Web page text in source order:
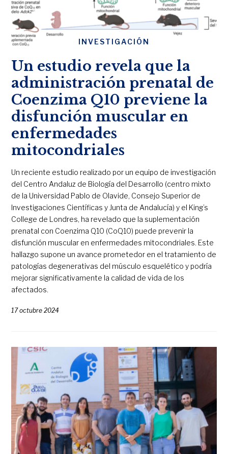
INVESTIGACIÓN
Un estudio revela que la
administración prenatal de
Coenzima Q10 previene la
disfunción muscular en
enfermedades
mitocondriales
Un reciente estudio realizado por un equipo de investigación
del Centro Andaluz de Biología del Desarrollo (centro mixto
de la Universidad Pablo de Olavide, Consejo Superior de
Investigaciones Científicas y Junta de Andalucía) y el King’s
College de Londres, ha revelado que la suplementación
prenatal con Coenzima Q10 (CoQ10) puede prevenir la
disfunción muscular en enfermedades mitocondriales. Este
hallazgo supone un avance prometedor en el tratamiento de
patologías degenerativas del músculo esquelético y podría
mejorar significativamente la calidad de vida de los
afectados.
17 octubre 2024